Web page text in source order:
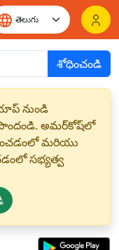
శోధించండి
నుండి
అమర్‌కోష్‌లో
మరియు
సభ్యత్వ